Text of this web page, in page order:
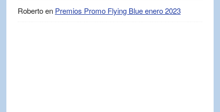
Robertoen Premios Promo Flying Blue enero 2023